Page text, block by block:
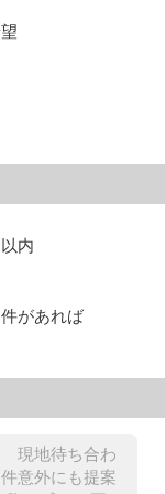
内
があれば